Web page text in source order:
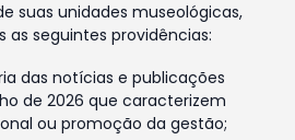
suas unidades museológicas,
as seguintes providências:
das notícias e publicações
de 2026 que caracterizem
ou promoção da gestão;